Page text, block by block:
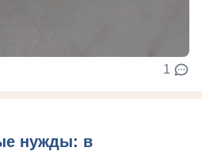
1
нужды: в